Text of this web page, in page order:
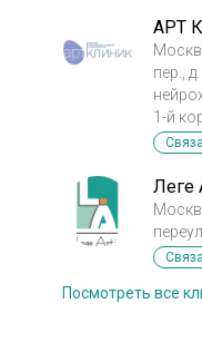
АРТ
пер.,
1-й
Леге
Посмотреть все